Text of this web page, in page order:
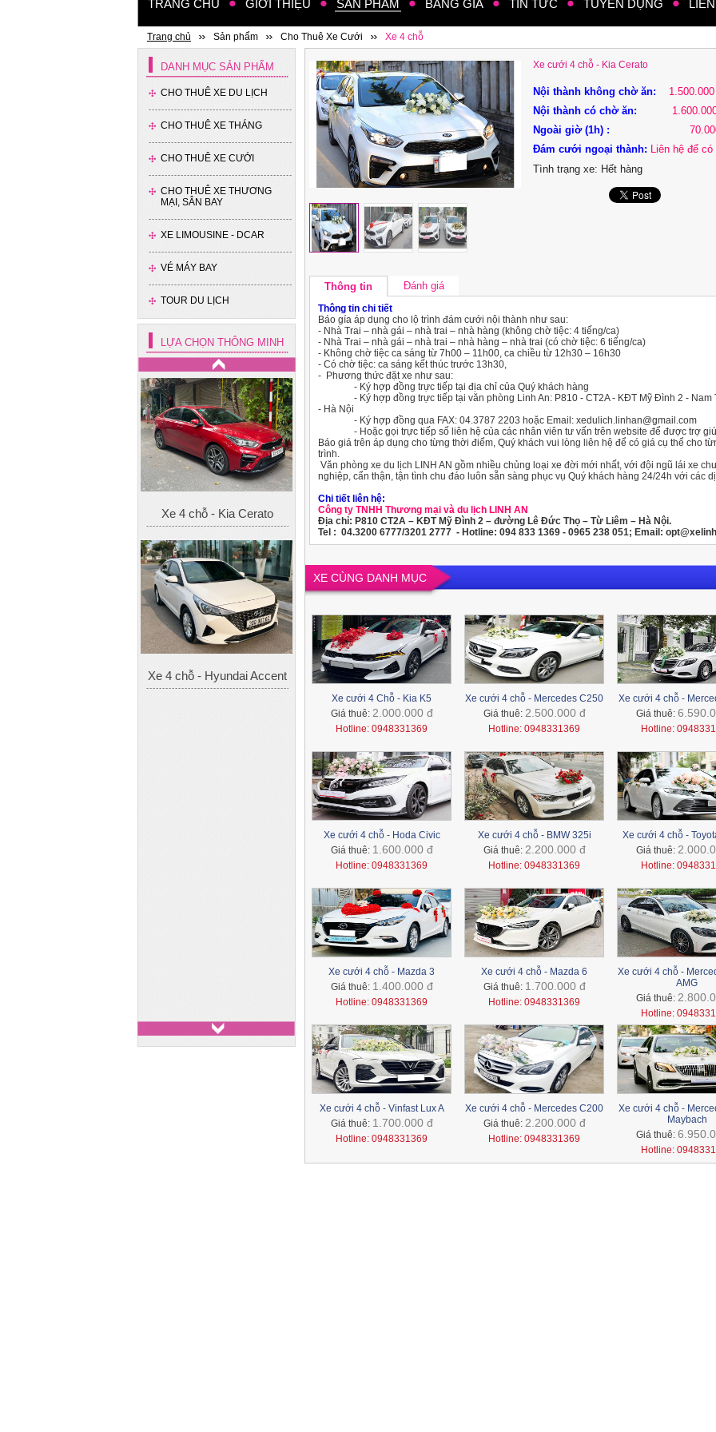
TRANG CHỦ GIỚI THIỆU SẢN PHẨM BẢNG GIÁ TIN TỨC TUYỂN DỤNG
Trang chủ Sản phẩm Cho Thuê Xe Cưới Xe 4 chỗ
DANH MỤC SẢN PHẨM
CHO THUÊ XE DU LỊCH
CHO THUÊ XE THÁNG
CHO THUÊ XE CƯỚI
CHO THUÊ XE THƯƠNG
MẠI, SÂN BAY
XE LIMOUSINE - DCAR
VÉ MÁY BAY
TOUR DU LỊCH
LỰA CHỌN THÔNG MINH
Xe 4 chỗ - Kia Cerato
Xe 4 chỗ - Hyundai Accent
Xe cưới 4 chỗ - Kia Cerato
Nội thành không chờ ăn:
Nội thành có chờ ăn:
Ngoài giờ (1h) :
Đám cưới ngoại thành: Liên hệ để
Tình trạng xe: Hết hàng
Thông tin Đánh giá
Thông tin chi tiết
Báo gía áp dụng cho lộ trình đám cưới nội thành như sau:
- Nhà Trai – nhà gái – nhà trai – nhà hàng (không chờ tiệc: 4 tiếng/ca)
- Nhà Trai – nhà gái – nhà trai – nhà hàng – nhà trai (có chờ tiệc: 6 tiếng/ca)
- Không chờ tiệc ca sáng từ 7h00 – 11h00, ca chiều từ 12h30 – 16h30
- Có chờ tiệc: ca sáng kết thúc trước 13h30,
- Phương thức đặt xe như sau:
- Ký hợp đồng trực tiếp tại địa chỉ của Quý khách hàng
- Ký hợp đồng trực tiếp tại văn phòng Linh An: P810 - CT2A - KĐT Mỹ Đình 2 - Nam
- Hà Nội
- Ký hợp đồng qua FAX: 04.3787 2203 hoặc Email: xedulich.linhan@gmail.com
- Hoặc gọi trực tiếp số liên hệ của các nhân viên tư vấn trên website để được trợ
Báo giá trên áp dụng cho từng thời điểm, Quý khách vui lòng liên hệ để có giá cụ thể cho
trình.
Văn phòng xe du lịch LINH AN gồm nhiều chủng loại xe đời mới nhất, với đội ngũ lái xe
nghiệp, cẩn thận, tận tình chu đáo luôn sẵn sàng phục vụ Quý khách hàng 24/24h với các
Chi tiết liên hệ:
Công ty TNHH Thương mại và du lịch LINH AN
Địa chỉ: P810 CT2A – KĐT Mỹ Đình 2 – đường Lê Đức Thọ – Từ Liêm – Hà Nội.
Tel : 04.3200 6777/3201 2777 - Hotline: 094 833 1369 - 0965 238 051; Email:
XE CÙNG DANH MỤC
Xe cưới 4 Chỗ - Kia K5
Giá thuê: 2.000.000 đ
Hotline: 0948331369
Xe cưới 4 chỗ - Mercedes C250
Giá thuê: 2.500.000 đ
Hotline: 0948331369
Xe cưới 4 chỗ -
Giá thuê:
Hotline:
Xe cưới 4 chỗ - Hoda Civic
Giá thuê: 1.600.000 đ
Hotline: 0948331369
Xe cưới 4 chỗ - BMW 325i
Giá thuê: 2.200.000 đ
Hotline: 0948331369
Xe cưới 4 chỗ -
Giá thuê:
Hotline:
Xe cưới 4 chỗ - Mazda 3
Giá thuê: 1.400.000 đ
Hotline: 0948331369
Xe cưới 4 chỗ - Mazda 6
Giá thuê: 1.700.000 đ
Hotline: 0948331369
Xe cưới 4 chỗ -
AMG
Giá thuê:
Hotline:
Xe cưới 4 chỗ - Vinfast Lux A
Giá thuê: 1.700.000 đ
Hotline: 0948331369
Xe cưới 4 chỗ - Mercedes C200
Giá thuê: 2.200.000 đ
Hotline: 0948331369
Xe cưới 4 chỗ -
Maybach
Giá thuê:
Hotline: